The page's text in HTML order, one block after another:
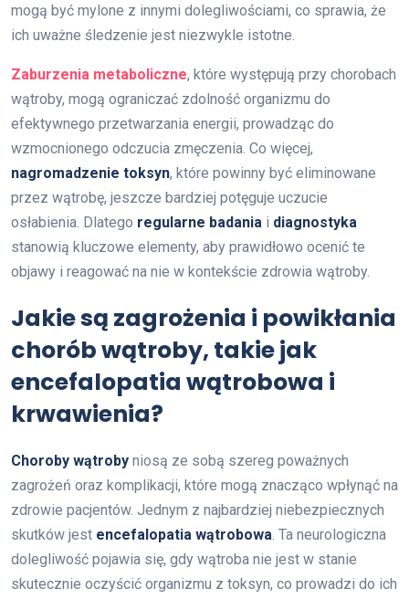
mogą być mylone z innymi dolegliwościami, co sprawia, że
ich uważne śledzenie jest niezwykle istotne.
Zaburzenia metaboliczne, które występują przy chorobach
wątroby, mogą ograniczać zdolność organizmu do
efektywnego przetwarzania energii, prowadząc do
wzmocnionego odczucia zmęczenia. Co więcej,
nagromadzenie toksyn, które powinny być eliminowane
przez wątrobę, jeszcze bardziej potęguje uczucie
osłabienia. Dlatego regularne badania i diagnostyka
stanowią kluczowe elementy, aby prawidłowo ocenić te
objawy i reagować na nie w kontekście zdrowia wątroby.
Jakie są zagrożenia i powikłania
chorób wątroby, takie jak
encefalopatia wątrobowa i
krwawienia?
Choroby wątroby niosą ze sobą szereg poważnych
zagrożeń oraz komplikacji, które mogą znacząco wpłynąć na
zdrowie pacjentów. Jednym z najbardziej niebezpiecznych
skutków jest encefalopatia wątrobowa. Ta neurologiczna
dolegliwość pojawia się, gdy wątroba nie jest w stanie
skutecznie oczyścić organizmu z toksyn, co prowadzi do ich